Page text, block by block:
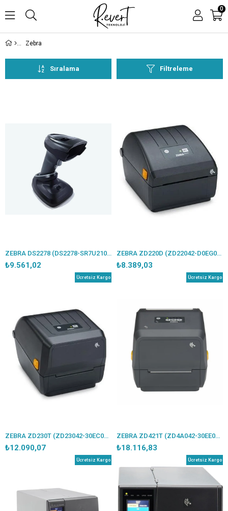
0
Zebra
Filtreleme
Sıralama
ZEBRA DS2278 (DS2278-SR7U2100PRW) 2D KABLOSUZ USB BARKOD OKUYUCU+ CRADLE
₺9.561,02
ZEBRA ZD220D (ZD22042-D0EG00EZ) 203DPI DİREKT TERMAL TRANSFER USB BARKOD YAZICI (RİBONSUZ KULLANIM)
₺8.389,03
ZEBRA ZD230T (ZD23042-30EC00EZ) 203DPI TERMAL TRANSFER USB+ETHERNET BARKOD YAZICI (RİBONLU KULLANIM)
₺12.090,07
Ücretsiz Kargo
ZEBRA ZD421T (ZD4A042-30EE00EZ) 203DPI TERMAL TRANSFER USB+ETHERNET BARKOD YAZICI (RİBONLU KULLANIM)
₺18.116,83
Ücretsiz Kargo
Ücretsiz Kargo Ücretsiz Kargo